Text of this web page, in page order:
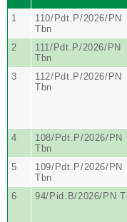
1
110/Pdt.P/2026/PN
Tbn
2
111/Pdt.P/2026/PN
Tbn
3
112/Pdt.P/2026/PN
Tbn
4
108/Pdt.P/2026/PN
Tbn
5
109/Pdt.P/2026/PN
Tbn
6
94/Pid.B/2026/PN